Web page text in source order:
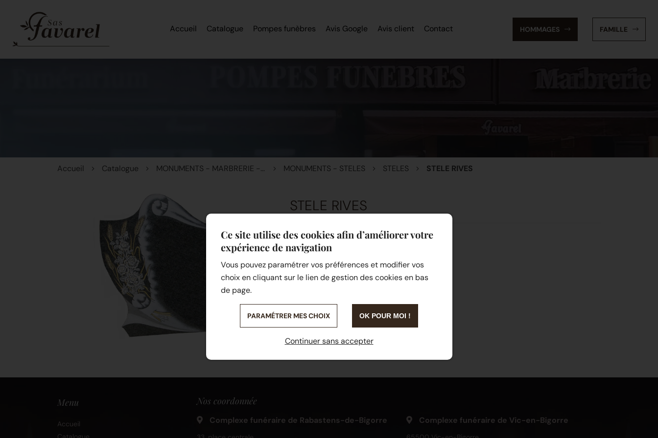
HOMMAGES
Accueil Catalogue Pompes funèbres Avis Google Avis client Contact FAMILLE
Accueil Catalogue MONUMENTS - MARBRERIE - STELES MONUMENTS - STELES STELES STELE RIVES
STELE RIVES
Référence RIVES
SUR MESURE
Menu
Accueil
Nos coordonnée
Complexe funéraire de Rabastens-de-Bigorre Complexe funéraire de Vic-en-Bigorre
Ce site utilise des cookies afin d’améliorer votre
expérience de navigation
Vous pouvez paramétrer vos préférences et modifier vos
choix en cliquant sur le lien de gestion des cookies en bas
de page.
PARAMÉTRER MES CHOIX OK POUR MOI !
Continuer sans accepter